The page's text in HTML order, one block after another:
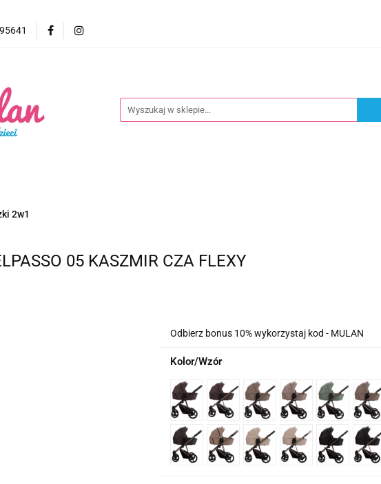
Promocje
2w1
05 KASZMIR CZA FLEXY
Odbierz bonus 10% wykorzystaj kod - MULAN
Kolor/Wzór